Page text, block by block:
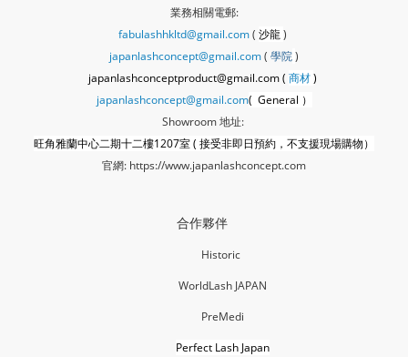
業務相關電郵:
fabulashhkltd@gmail.com( 沙龍)
japanlashconcept@gmail.com( 學院)
japanlashconceptproduct@gmail.com ( 商材)
japanlashconcept@gmail.com( General ）
Showroom 地址:
旺角雅蘭中心二期十二樓1207室 ( 接受非即日預約，不支援現場購物）
官網: https://www.japanlashconcept.com
合作夥伴
Historic
WorldLash JAPAN
PreMedi
Perfect Lash Japan